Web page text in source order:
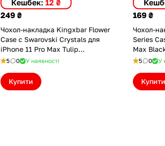
Кешбек:12 ₴
249 ₴
Чохол-накладка Kingxbar Flower
Case с Swarovski Crystals для
iPhone 11 Pro Max Tulip
(KGXBFLW11PMTLP)
5 0 У наявності
Купити
169 ₴
Чохол-
Series
Max
5 0 У
Купити